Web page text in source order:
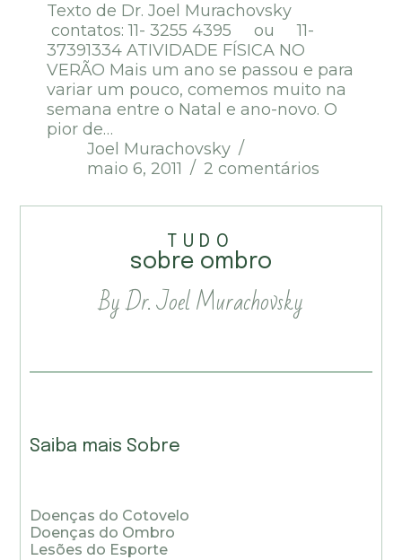
Texto de Dr. Joel Murachovsky
contatos: 11- 3255 4395 ou 11-
37391334 ATIVIDADE FÍSICA NO
VERÃO Mais um ano se passou e para
variar um pouco, comemos muito na
semana entre o Natal e ano-novo. O
pior de…
Joel Murachovsky
maio 6, 2011
2 comentários
TUDO
sobre ombro
By Dr. Joel Murachovsky
Saiba mais Sobre
Doenças do Cotovelo
Doenças do Ombro
Lesões do Esporte